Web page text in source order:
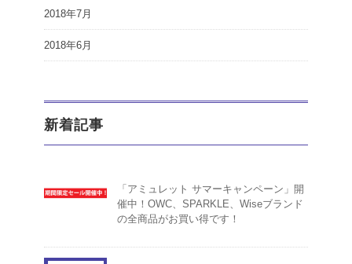
2018年7月
2018年6月
新着記事
「アミュレット サマーキャンペーン」開
催中！OWC、SPARKLE、Wiseブランド
の全商品がお買い得です！